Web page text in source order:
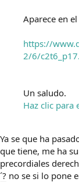
Aparece en
https://
2/6/
Un saludo.
Haz clic para
Ya se que ha
que tiene, me ha
precordiales
´? no se si lo pone